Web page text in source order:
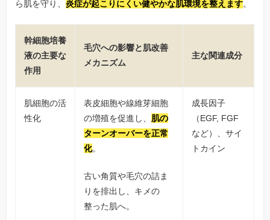
ら肌を守り、炎症が起こりにくい健やかな肌環境を整えます。
幹細胞培養
液の主要な
作用
毛穴への影響と肌改善
メカニズム
主な関連成分
肌細胞の活
性化
表皮細胞や線維芽細胞
の増殖を促進し、 肌の
ターンオーバーを正常
化。
古い角質や毛穴の詰ま
りを排出し、キメの
整った肌へ。
成長因子
（EGF, FGF
など）、サイ
トカイン